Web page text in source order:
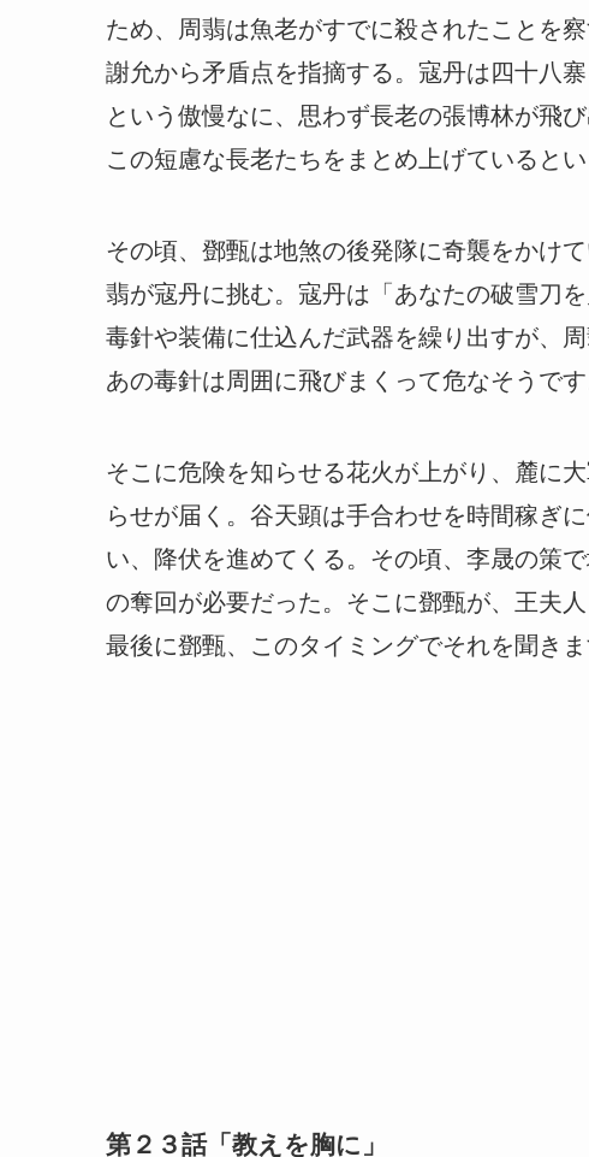
ため、周翡は魚老がすでに殺されたことを
謝允から矛盾点を指摘する。寇丹は四十八
という傲慢なに、思わず長老の張博林が飛
この短慮な長老たちをまとめ上げていると
その頃、鄧甄は地煞の後発隊に奇襲をかけ
翡が寇丹に挑む。寇丹は「あなたの破雪刀
毒針や装備に仕込んだ武器を繰り出すが、
あの毒針は周囲に飛びまくって危なそうです
そこに危険を知らせる花火が上がり、麓に
らせが届く。谷天顕は手合わせを時間稼ぎ
い、降伏を進めてくる。その頃、李晟の策
の奪回が必要だった。そこに鄧甄が、王夫
最後に鄧甄、このタイミングでそれを聞き
第２３話「教えを胸に」